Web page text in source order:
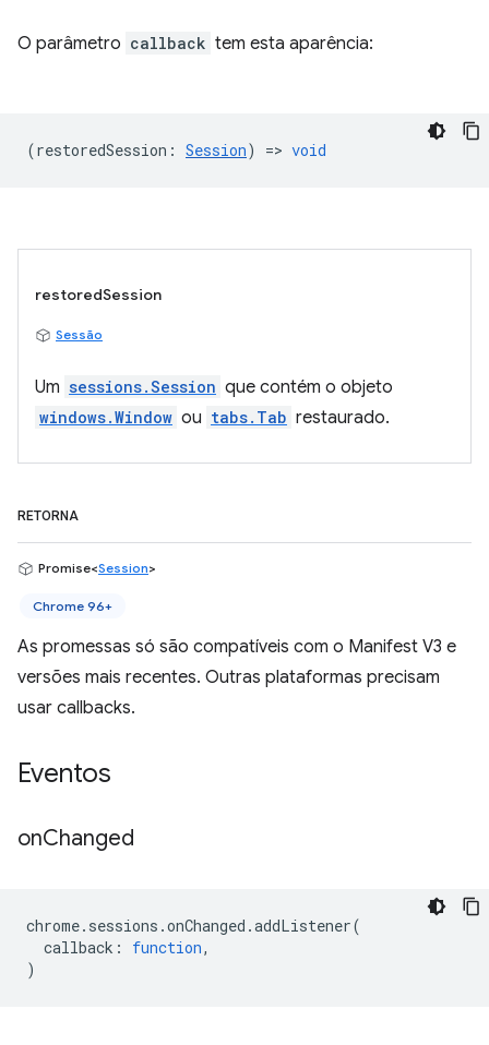
O parâmetro callback tem esta aparência:
(restoredSession : Session) => void
restoredSession
Sessão
Um sessions.Session que contém o objeto
windows.Window ou tabs.Tab restaurado.
RETORNA
Promise<Session>
Chrome 96+
As promessas só são compatíveis com o Manifest V3 e
versões mais recentes. Outras plataformas precisam
usar callbacks.
Eventos
onChanged
chrome. sessions .onChanged .addListener(
callback : function,
)